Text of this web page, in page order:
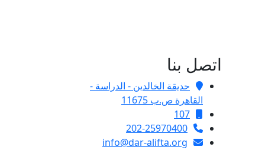
اتصل بنا
حديقة الخالدين - الدراسة -
القاهرة ص.ب 11675
107
202-25970400
info@dar-alifta.org